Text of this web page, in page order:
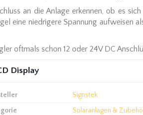
an die Anlage erkennen, ob es
eine niedrigere Spannung aufweisen
oftmals schon 12 oder 24V DC
Display
Signstek
Solaranlagen &